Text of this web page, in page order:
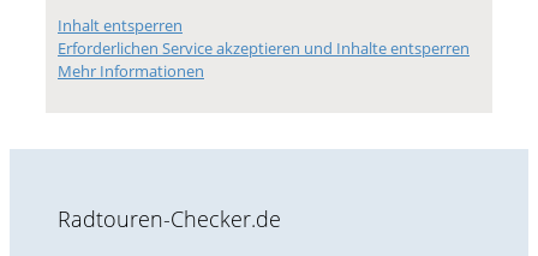
Inhalt entsperren
Erforderlichen Service akzeptieren und Inhalte entsperren
Mehr Informationen
Radtouren-Checker.de